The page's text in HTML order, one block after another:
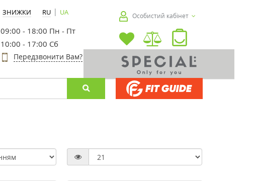
ЗНИЖКИ RU | UA
09:00 - 18:00 Пн - Пт
10:00 - 17:00 Сб
Передзвонити Вам?
Особистий кабінет